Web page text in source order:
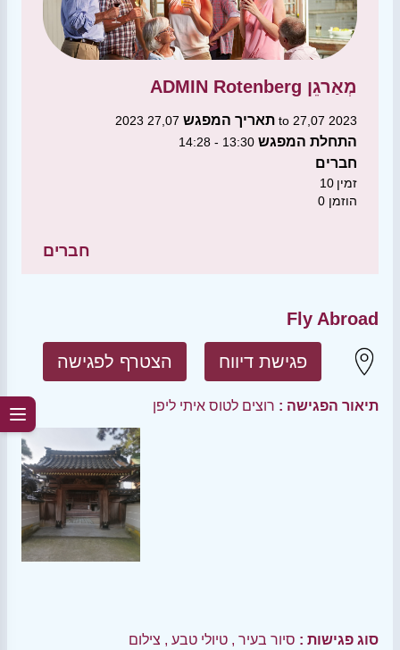
ADMIN Rotenberg מְאַרגֵן
תאריך המפגש 27,07 2023 to 27,07 2023
התחלת המפגש 13:30 - 14:28
חברים
10 זמין
0 הוזמן
חברים
Fly Abroad
הצטרף לפגישה פגישת דיווח
תיאור הפגישה : רוצים לטוס איתי ליפן
סוג פגישות : סיור בעיר , טיולי טבע , צילום